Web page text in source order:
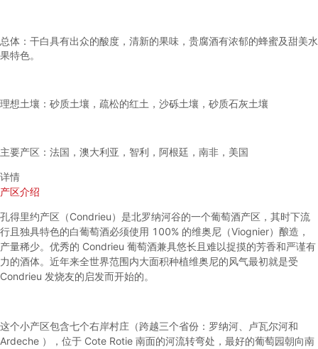
总体：干白具有出众的酸度，清新的果味，贵腐酒有浓郁的蜂蜜及甜美水
果特色。
理想土壤：砂质土壤，疏松的红土，沙砾土壤，砂质石灰土壤
主要产区：法国，澳大利亚，智利，阿根廷，南非，美国
详情
产区介绍
孔得里约产区（Condrieu）是北罗纳河谷的一个葡萄酒产区，其时下流
行且独具特色的白葡萄酒必须使用 100% 的维奥尼（Viognier）酿造，
产量稀少。优秀的 Condrieu 葡萄酒兼具悠长且难以捉摸的芳香和严谨有
力的酒体。近年来全世界范围内大面积种植维奥尼的风气最初就是受
Condrieu 发烧友的启发而开始的。
这个小产区包含七个右岸村庄（跨越三个省份：罗纳河、卢瓦尔河和
Ardeche ），位于 Cote Rotie 南面的河流转弯处，最好的葡萄园朝向南